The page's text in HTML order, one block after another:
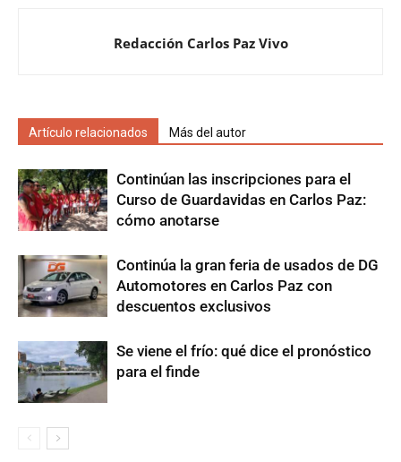
Redacción Carlos Paz Vivo
Artículo relacionados Más del autor
Continúan las inscripciones para el
Curso de Guardavidas en Carlos Paz:
cómo anotarse
Continúa la gran feria de usados de DG
Automotores en Carlos Paz con
descuentos exclusivos
Se viene el frío: qué dice el pronóstico
para el finde